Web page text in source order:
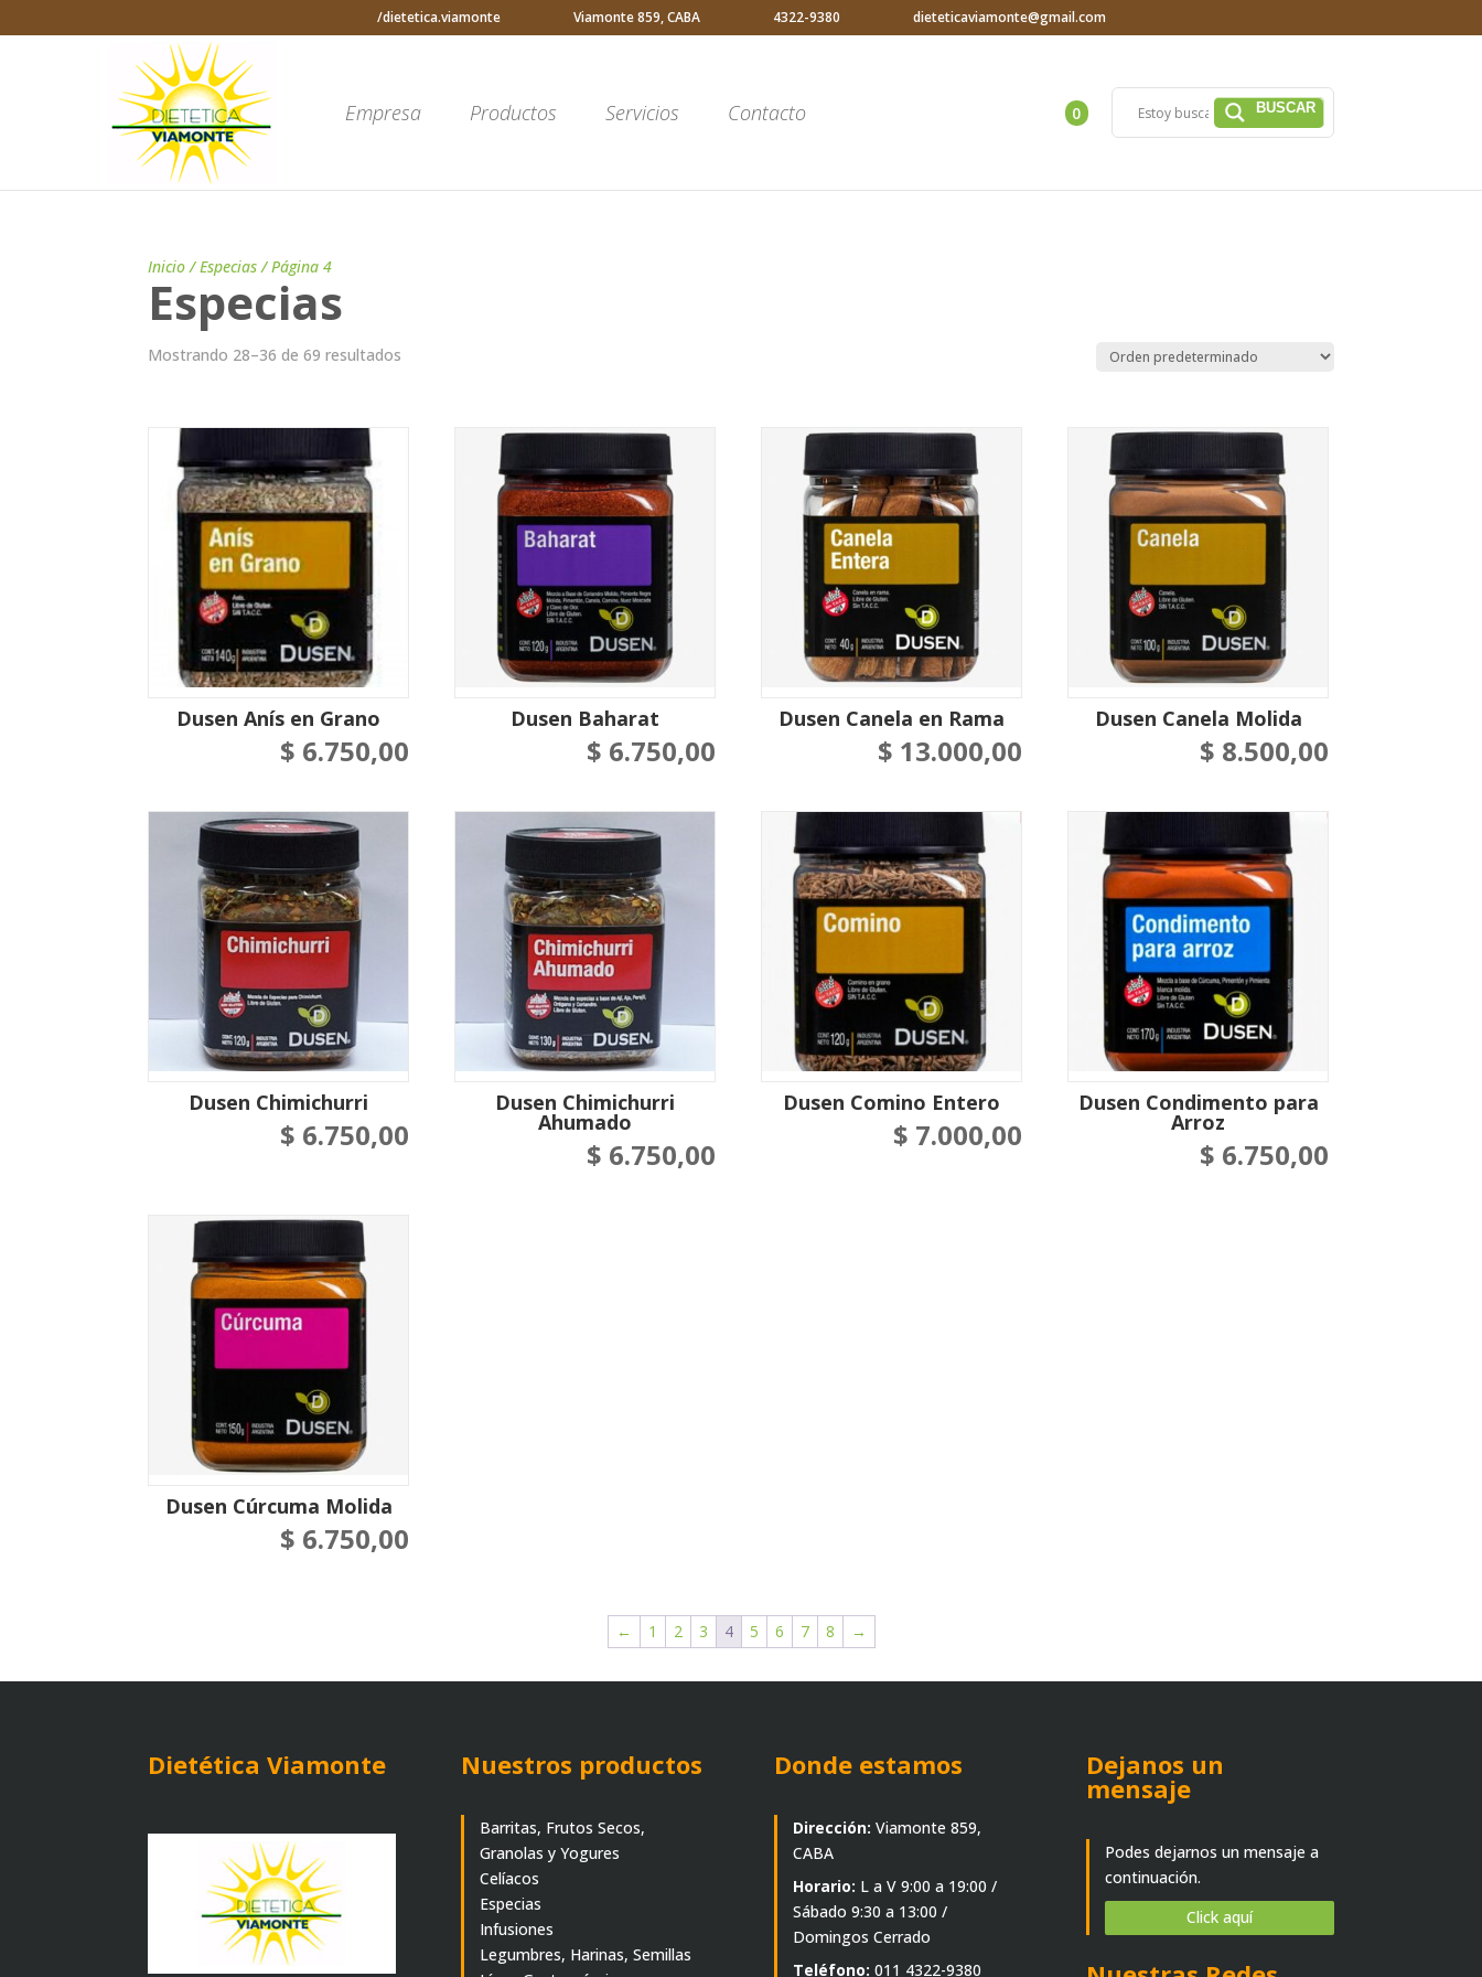
/dietetica.viamonte Viamonte 859, CABA 4322-9380 dieteticaviamonte@gmail.com
Empresa Productos Servicios Contacto 0
Inicio/Especias/ Página 4
Especias
Mostrando 28–36 de 69 resultados
Dusen Anís en Grano
$ 6.750,00
Dusen Baharat
$ 6.750,00
Dusen Canela en Rama
$ 13.000,00
Dusen Canela Molida
$ 8.500,00
Dusen Chimichurri
$ 6.750,00
Dusen Chimichurri
Ahumado
$ 6.750,00
Dusen Comino Entero
$ 7.000,00
Dusen Condimento para
Arroz
$ 6.750,00
Dusen Cúrcuma Molida
$ 6.750,00
← 1 2 3 4 5 6 7 8 →
Dietética Viamonte Nuestros productos
Barritas, Frutos Secos,
Granolas y Yogures
Celíacos
Especias
Infusiones
Legumbres, Harinas, Semillas
Donde estamos
Dirección: Viamonte 859,
CABA
Horario: L a V 9:00 a 19:00 /
Sábado 9:30 a 13:00 /
Domingos Cerrado
Teléfono: 011 4322-9380
Dejanos un
mensaje
Podes dejarnos un mensaje a
continuación.
Click aquí